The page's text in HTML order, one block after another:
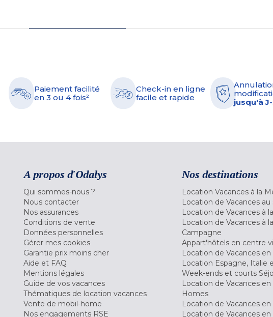
Paiement facilité
en 3 ou 4 fois²
Check-in en ligne
facile et rapide
jusqu'à
A propos d'Odalys
Qui sommes-nous ?
Nous contacter
Nos assurances
Conditions de vente
Données personnelles
Gérer mes cookies
Garantie prix moins cher
Aide et FAQ
Mentions légales
Guide de vos vacances
Thématiques de location vacances
Vente de mobil-home
Nos engagements RSE
Nos destinations
Location Vacances à la
Location de Vacances au
Location de Vacances à
Location de Vacances à la
Campagne
Appart'hôtels en centre
Location de Vacances en
Location Espagne, Italie
Week-ends et courts
Location de Vacances
Homes
Location de Vacances en
Location de Vacances en